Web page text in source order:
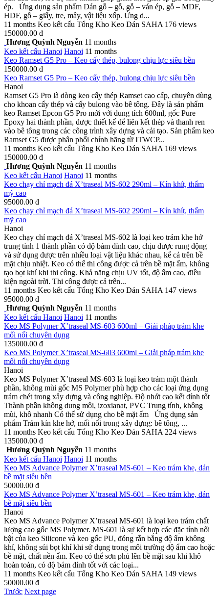
ép. Ứng dụng sản phẩm Dán gỗ – gỗ, gỗ – ván ép, gỗ – MDF,
HDF, gỗ – giấy, tre, mây, vật liệu xốp. Ứng d...
11 months Keo kết cấu Tổng Kho Keo Dán SAHA 176 views
150000.00 đ
Hương Quỳnh Nguyễn 11 months
Keo kết cấu Hanoi Hanoi 11 months
Keo Ramset G5 Pro – Keo cấy thép, bulong chịu lực siêu bền
150000.00 đ
Keo Ramset G5 Pro – Keo cấy thép, bulong chịu lực siêu bền
Hanoi
Ramset G5 Pro là dòng keo cấy thép Ramset cao cấp, chuyên dùng
cho khoan cấy thép và cấy bulong vào bê tông. Đây là sản phẩm
keo Ramset Epcon G5 Pro mới với dung tích 600ml, gốc Pure
Epoxy hai thành phần, được thiết kế để liên kết thép và thanh ren
vào bê tông trong các công trình xây dựng và cải tạo. Sản phẩm keo
Ramset G5 được phân phối chính hãng từ ITWCP...
11 months Keo kết cấu Tổng Kho Keo Dán SAHA 169 views
150000.00 đ
Hương Quỳnh Nguyễn 11 months
Keo kết cấu Hanoi Hanoi 11 months
Keo chạy chỉ mạch đá X’traseal MS-602 290ml – Kín khít, thẩm
mỹ cao
95000.00 đ
Keo chạy chỉ mạch đá X’traseal MS-602 290ml – Kín khít, thẩm
mỹ cao
Hanoi
Keo chạy chỉ mạch đá X’traseal MS-602 là loại keo trám khe hở
trung tính 1 thành phần có độ bám dính cao, chịu được rung động
và sử dụng được trên nhiều loại vật liệu khác nhau, kể cả trên bề
mặt chịu nhiệt. Keo có thể thi công được cả trên bề mặt ẩm, không
tạo bọt khí khi thi công. Khả năng chịu UV tốt, độ ẩm cao, điều
kiện ngoài trời. Thi công được cả trên...
11 months Keo kết cấu Tổng Kho Keo Dán SAHA 147 views
95000.00 đ
Hương Quỳnh Nguyễn 11 months
Keo kết cấu Hanoi Hanoi 11 months
Keo MS Polymer X’traseal MS-603 600ml – Giải pháp trám khe
mối nối chuyên dụng
135000.00 đ
Keo MS Polymer X’traseal MS-603 600ml – Giải pháp trám khe
mối nối chuyên dụng
Hanoi
Keo MS Polymer X’traseal MS-603 là loại keo trám một thành
phần, không mùi gốc MS Polymer phù hợp cho các loại ứng dụng
trám chét trong xây dựng và công nghiệp. Độ nhớt cao kết dính tốt
Thành phần không dung môi, izoxianat, PVC Trung tính, không
mùi, khô nhanh Có thể sử dụng cho bề mặt ẩm Ứng dụng sản
phẩm Trám kín khe hở, mối nối trong xây dựng: bê tông, ...
11 months Keo kết cấu Tổng Kho Keo Dán SAHA 224 views
135000.00 đ
Hương Quỳnh Nguyễn 11 months
Keo kết cấu Hanoi Hanoi 11 months
Keo MS Advance Polymer X’traseal MS-601 – Keo trám khe, dán
bề mặt siêu bền
50000.00 đ
Keo MS Advance Polymer X’traseal MS-601 – Keo trám khe, dán
bề mặt siêu bền
Hanoi
Keo MS Advance Polymer X’traseal MS-601 là loại keo trám chất
lượng cao gốc MS Polymer. MS-601 là sự kết hợp các đặc tính nổi
bật của keo Silicone và keo gốc PU, đóng rắn bằng độ ẩm không
khí, không sủi bọt khí khi sử dụng trong môi trường độ ẩm cao hoặc
bề mặt, chất nền ẩm. Keo có thể sơn phủ lên bề mặt sau khi khô
hoàn toàn, có độ bám dính tốt với các loại...
11 months Keo kết cấu Tổng Kho Keo Dán SAHA 149 views
50000.00 đ
Trước Next page